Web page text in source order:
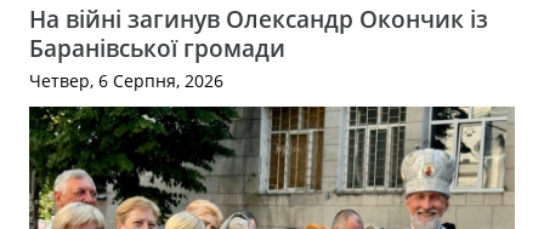
На війні загинув Олександр Окончик із
Баранівської громади
Четвер, 6 Серпня, 2026